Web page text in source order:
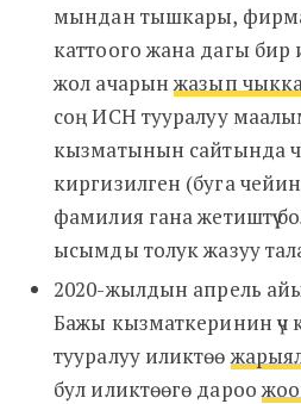
мындан тышкары,
каттоого жана дагы бир
жол ачарынжазып
соң ИСН тууралуу
кызматынын сайтында
киргизилген (буга
фамилия гана жетиштүү
ысымды толук жазуу
2020-жылдын апрель
Бажы кызматкеринин үч
тууралуу иликтөө
бул иликтөөгө дароо